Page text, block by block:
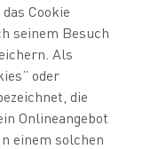
Cookie
seinem Besuch
Als
oder
die
Onlineangebot
einem solchen